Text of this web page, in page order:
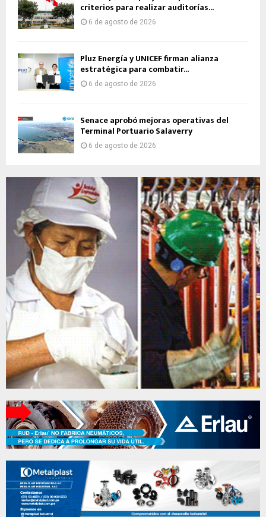
criterios para realizar auditorías...
6 de agosto de 2026
Pluz Energía y UNICEF firman alianza
estratégica para combatir...
6 de agosto de 2026
Senace aprobó mejoras operativas del
Terminal Portuario Salaverry
6 de agosto de 2026